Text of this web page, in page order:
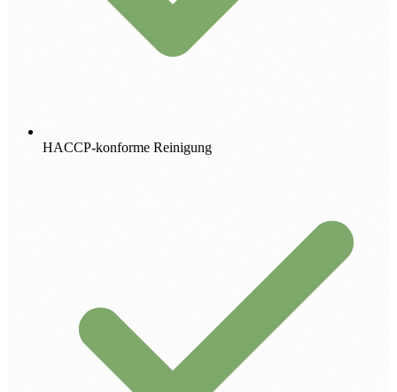
HACCP-konforme Reinigung